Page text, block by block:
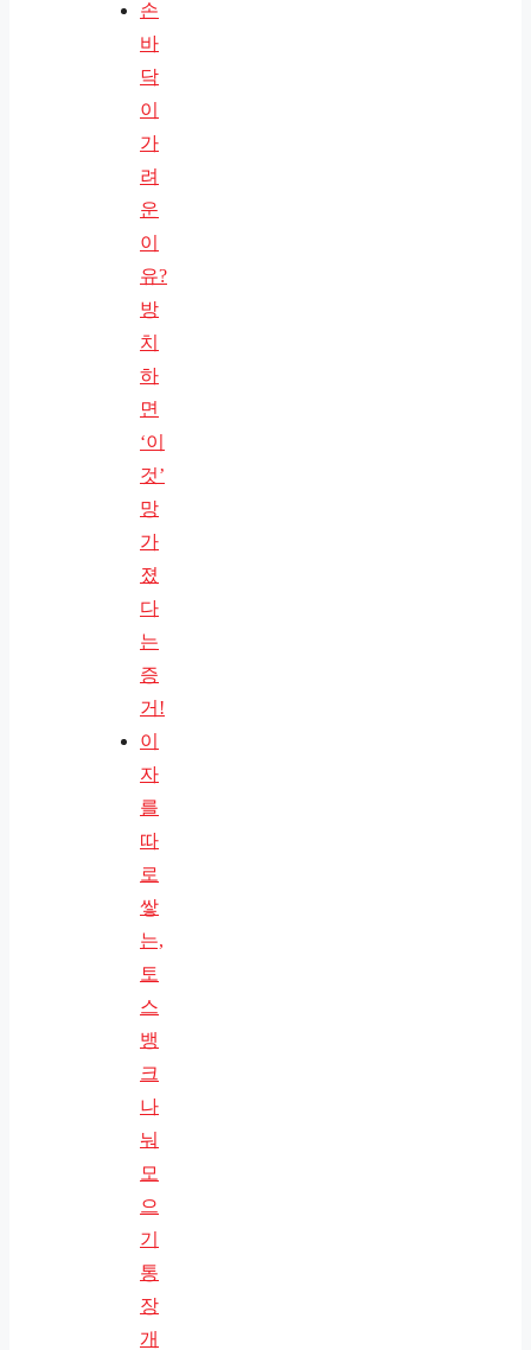
손
바
닥
이
가
려
운
이
유?
방
치
하
면
‘이
것’
망
가
졌
다
는
증
거!
이
자
를
따
로
쌓
는,
토
스
뱅
크
나
눠
모
으
기
통
장
개